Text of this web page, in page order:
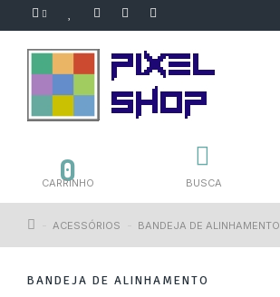
BUSCA
0
CARRINHO
ACESSÓRIOS BANDEJA DE ALINHAMENTO
BANDEJA DE ALINHAMENTO